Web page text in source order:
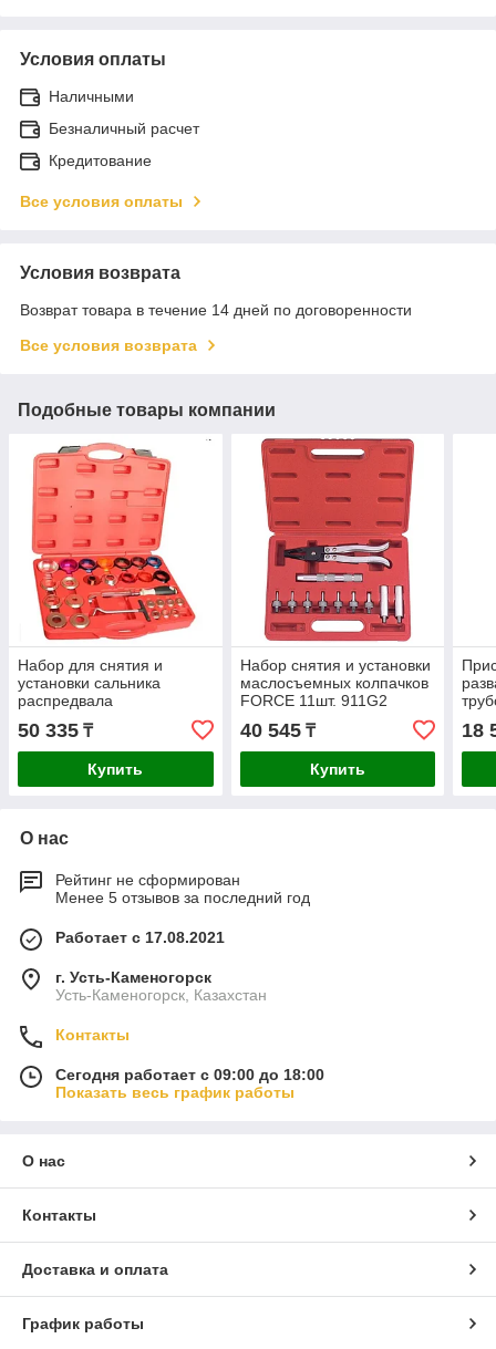
Условия оплаты
Наличными
Безналичный расчет
Кредитование
Все условия оплаты
Условия возврата
Возврат товара в течение 14 дней по договоренности
Все условия возврата
Подобные товары компании
Набор для снятия и
установки сальника
распредвала
МОБИЛСЕРВИС VT01301
50 335 ₸
Купить
Набор снятия и установки
маслосъемных колпачков
FORCE 11шт. 911G2
40 545₸
Купить
18
О нас
Рейтинг не сформирован
Менее 5 отзывов за последний год
Работает с 17.08.2021
г. Усть-Каменогорск
Усть-Каменогорск, Казахстан
Контакты
Сегодня работает с 09:00 до 18:00
Показать весь график работы
О нас
Контакты
Доставка и оплата
График работы